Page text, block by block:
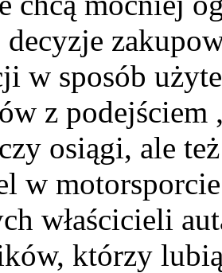
w sposób
z
osiągi, ale
w
właścicieli
którzy lubią